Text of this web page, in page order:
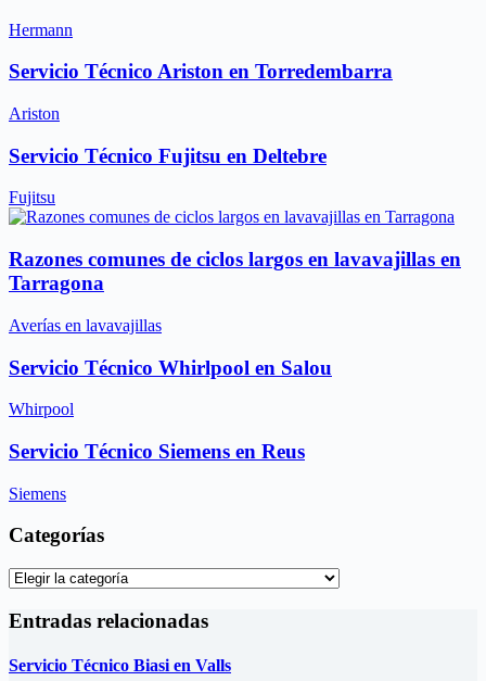
Hermann
Servicio Técnico Ariston en Torredembarra
Ariston
Servicio Técnico Fujitsu en Deltebre
Fujitsu
Razones comunes de ciclos largos en lavavajillas en
Tarragona
Averías en lavavajillas
Servicio Técnico Whirlpool en Salou
Whirpool
Servicio Técnico Siemens en Reus
Siemens
Categorías
Categorías
Entradas relacionadas
Servicio Técnico Biasi en Valls